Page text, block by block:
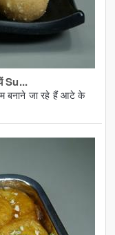
Su...
बनाने जा रहे हैं आटे के